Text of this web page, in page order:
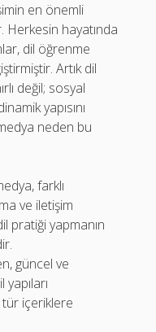
en önemli
Herkesin hayatında
dil öğrenme
Artık dil
değil; sosyal
yapısını
neden bu
farklı
ve iletişim
pratiği yapmanın
güncel ve
içeriklere